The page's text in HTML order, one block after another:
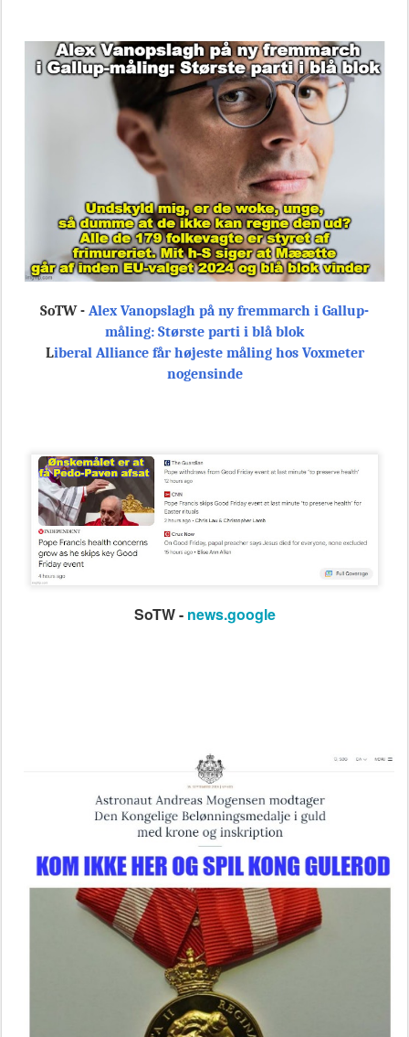
SoTW - Alex Vanopslagh på ny fremmarch i Gallup-
måling: Største parti i blå blok
Liberal Alliance får højeste måling hos Voxmeter
nogensinde
SoTW - news.google